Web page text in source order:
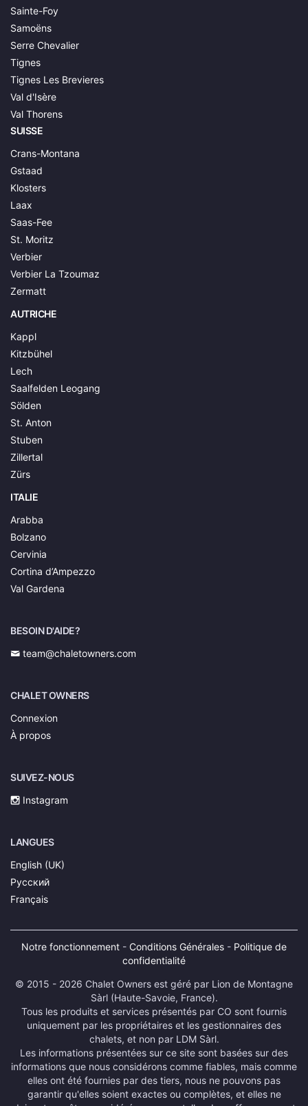
Sainte-Foy
Samoëns
Serre Chevalier
Tignes
Tignes Les Brevieres
Val d'Isère
Val Thorens
SUISSE
Crans-Montana
Gstaad
Klosters
Laax
Saas-Fee
St. Moritz
Verbier
Verbier La Tzoumaz
Zermatt
AUTRICHE
Kappl
Kitzbühel
Lech
Saalfelden Leogang
Sölden
St. Anton
Stuben
Zillertal
Zürs
ITALIE
Arabba
Bolzano
Cervinia
Cortina d’Ampezzo
Val Gardena
BESOIN D'AIDE?
team@chaletowners.com
CHALET OWNERS
Connexion
À propos
SUIVEZ-NOUS
Instagram
LANGUES
English (UK)
Русский
Français
Notre fonctionnement - Conditions Générales - Politique de
confidentialité
© 2015 - 2026 Chalet Owners est géré par Lion de Montagne
Sàrl (Haute-Savoie, France).
Tous les produits et services présentés par CO sont fournis
uniquement par les propriétaires et les gestionnaires des
chalets, et non par LDM Sàrl.
Les informations présentées sur ce site sont basées sur des
informations que nous considérons comme fiables, mais comme
elles ont été fournies par des tiers, nous ne pouvons pas
garantir qu'elles soient exactes ou complètes, et elles ne